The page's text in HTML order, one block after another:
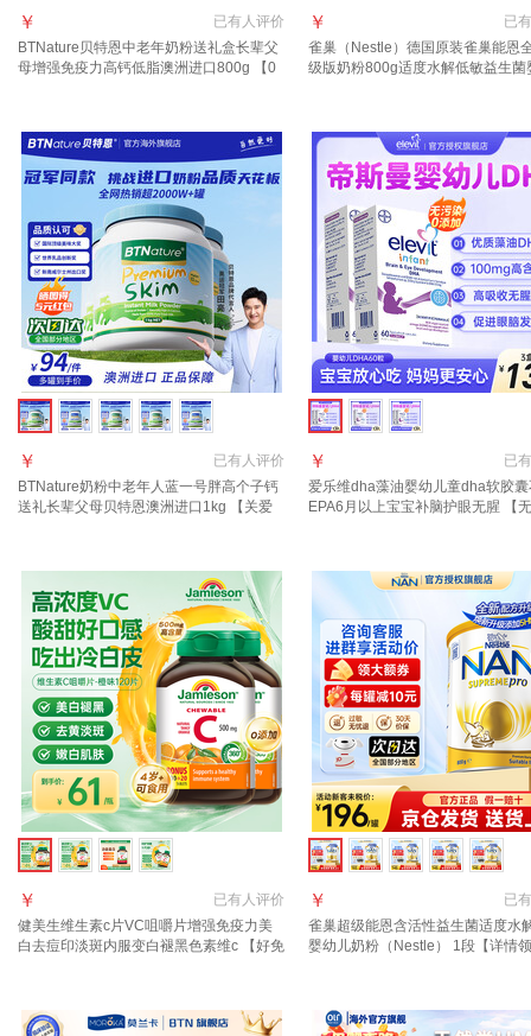
已有人评价
￥
BTNature贝特恩中老年奶粉送礼盒长辈父
母增强免疫力高钙低脂澳洲进口800g 【0
已有
￥
雀巢（Nestle）德国原装雀巢能恩
级版奶粉800g适度水解低敏益生菌
已有人评价
￥
BTNature奶粉中老年人蓝一号胖高个子钙
送礼长辈父母贝特恩澳洲进口1kg 【关爱
已有
￥
爱乐维dha藻油婴幼儿童dha软胶
EPA6月以上宝宝补脑护眼无腥 【
已有人评价
￥
健美生维生素c片VC咀嚼片增强免疫力美
白去痘印淡斑内服变白褪黑色素维c 【好免
已有
￥
雀巢超级能恩含活性益生菌适度水
婴幼儿奶粉（Nestle） 1段【详情